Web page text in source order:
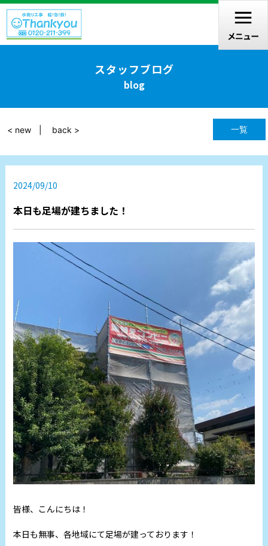
スタッフブログ
blog
一覧
< new back >
2024/09/10
本日も足場が建ちました！
皆様、こんにちは！
本日も無事、各地域にて足場が建っております！